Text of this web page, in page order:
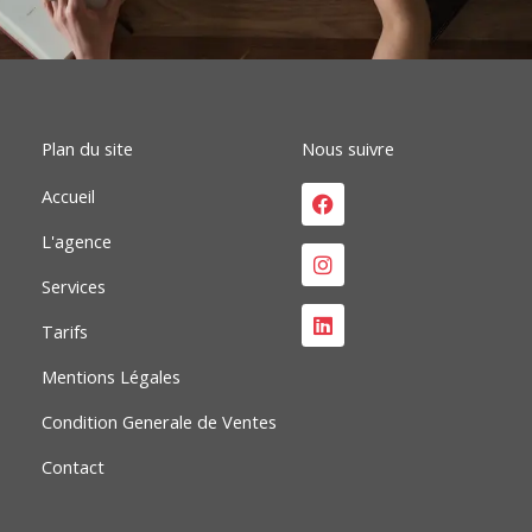
o
d
i
a
g
r
Plan du site
Accueil
L'agence
Services
Tarifs
Mentions Légales
Condition Generale de Ventes
Contact
Nous suivre
Facebook
Instagram
Linkedin